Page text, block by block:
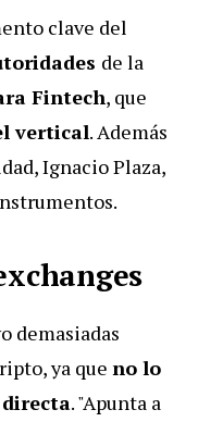
clave del
de la
Fintech, que
vertical. Además
Ignacio Plaza,
demasiadas
ya que no lo
. "Apunta a